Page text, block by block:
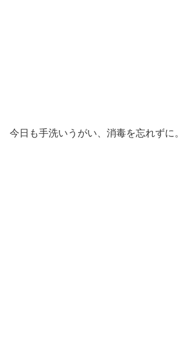
今日も手洗いうがい、消毒を忘れずに。